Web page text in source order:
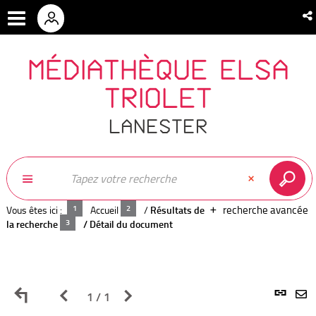
MÉDIATHÈQUE ELSA
TRIOLET
LANESTER
recherche avancée
Vous êtes ici : Accueil / Résultats de
la recherche
/ Détail du document
Retour
Page
1 / 1
Page